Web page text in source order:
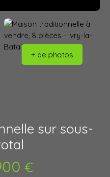
+ de photos
sur sous-
€